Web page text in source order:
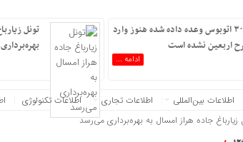
۳۰۰۰ اتوبوس وعده داده شده هنوز وارد
اربعین نشده است
ادامه ...
تونل
اطلاعات بین‌المللی اطلاعات تجاری اطلاعات تکنولوژی
زیارباغ جاده هراز امسال به بهره‌برداری می‌رسد